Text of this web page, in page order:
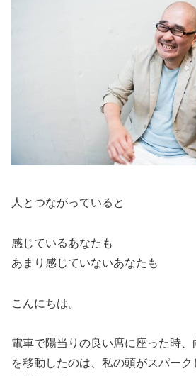
人とつながっていると
感じているあなたも
あまり感じていないあなたも
こんにちは。
電車で陽当りの良い席に座った時
を移動したのは、私の頭がスパー